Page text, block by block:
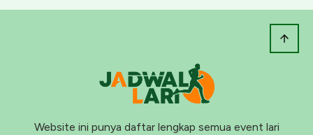
Website ini punya daftar lengkap semua event lari